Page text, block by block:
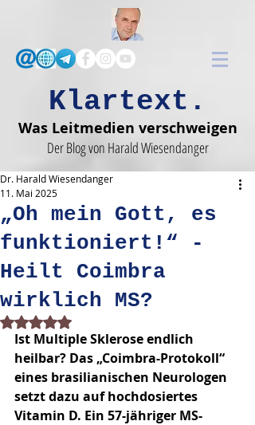
Klartext.
Was Leitmedien verschweigen
Der Blog von Harald Wiesendanger
„Oh mein Gott, es
funktioniert!“ -
Heilt Coimbra
wirklich MS?
Dr. Harald Wiesendanger
11. Mai 2025
Mit NaN von 5 Sternen bewertet.
Ist Multiple Sklerose endlich
heilbar? Das „Coimbra-Protokoll“
eines brasilianischen Neurologen
setzt dazu auf hochdosiertes
Vitamin D. Ein 57-jähriger MS-